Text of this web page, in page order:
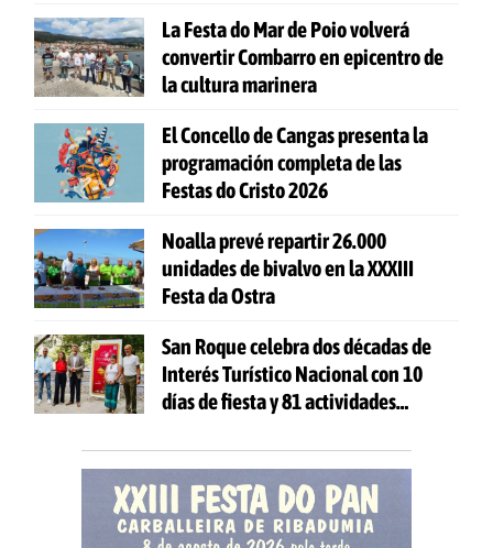
La Festa do Mar de Poio volverá
convertir Combarro en epicentro de
la cultura marinera
El Concello de Cangas presenta la
programación completa de las
Festas do Cristo 2026
Noalla prevé repartir 26.000
unidades de bivalvo en la XXXIII
Festa da Ostra
San Roque celebra dos décadas de
Interés Turístico Nacional con 10
días de fiesta y 81 actividades